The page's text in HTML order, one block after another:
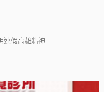
連假高雄精神